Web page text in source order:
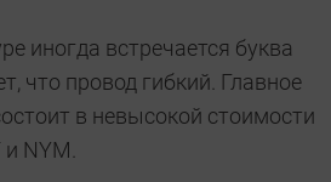
иногда встречается буква
что провод гибкий. Главное
в невысокой стоимости
NYM.